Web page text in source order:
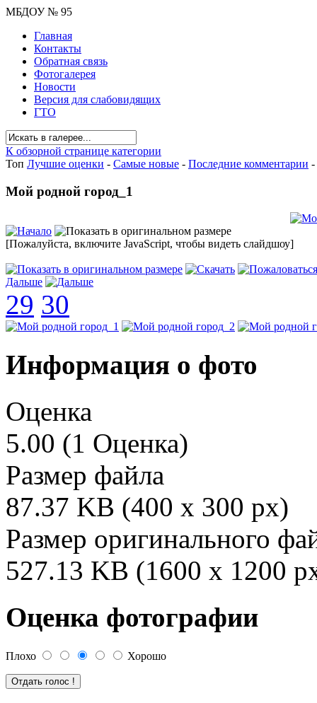
МБДОУ № 95
Главная
Контакты
Обратная связь
Фотогалерея
Новости
Версия для слабовидящих
ГТО
К обзорной странице категории
Топ Лучшие оценки - Самые новые - Последние комментарии -
Мой родной город_1
[Пожалуйста, включите JavaScript, чтобы видеть слайдшоу]
Дальше
29 30
Информация о фото
Оценка
5.00 (1 Оценка)
Размер файла
87.37 KB (400 x 300 px)
Размер оригинального
527.13 KB (1600 x 1200
Оценка фотографии
Плохо Хорошо